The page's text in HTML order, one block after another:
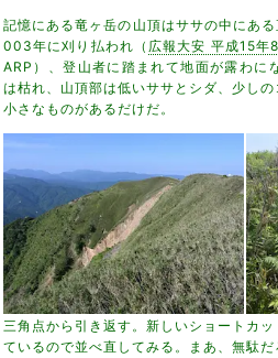
記憶にある竜ヶ岳の山頂はササの中にあ
003年に刈り払われ（ 広報大安 平成15年
ARP）、登山者に踏まれて地面が露わに
は枯れ、山頂部は低いササとシダ、少し
小さなものがあるだけだ。
三角点から引き返す。新しいショートカ
ているので並べ直してみる。まあ、無駄